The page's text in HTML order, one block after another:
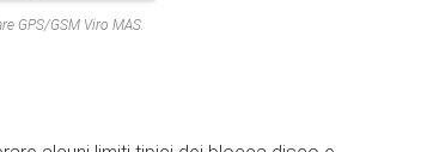
GPS/GSM Viro MAS.